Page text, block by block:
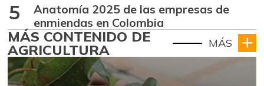
5
Anatomía 2025 de las empresas de
enmiendas en Colombia
MÁS CONTENIDO DE
AGRICULTURA MÁS